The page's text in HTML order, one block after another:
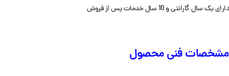
دارای یک سال گارانتی و 10 سال خدمات پس از فروش
مشخصات فنی محصول